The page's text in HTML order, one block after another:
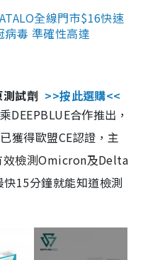
全線門市$16快速
毒 準確性高達
試劑 >>按此選購<<
DEEPBLUE合作推出，
獲得歐盟CE認證，主
效檢測Omicron及Delta
15分鐘就能知道檢測